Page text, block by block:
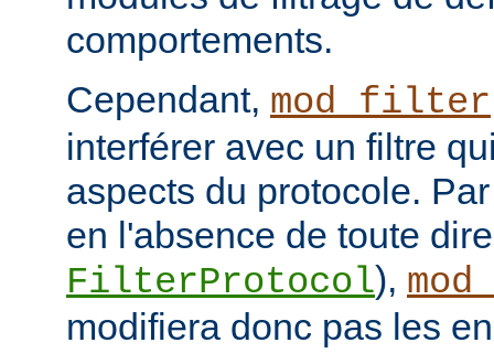
comportements.
Cependant, mod_filter
interférer avec un filtre
aspects du protocole.
en l'absence de toute
FilterProtocol),
modifiera donc pas les